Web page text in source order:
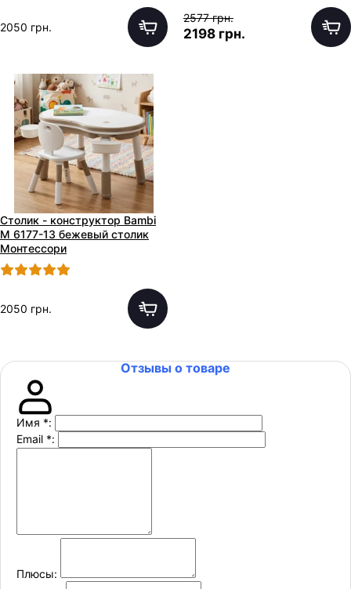
2050 грн.
2577 грн.
2198 грн.
Столик - конструктор Bambi
M 6177-13 бежевый столик
Монтессори
2050 грн.
Отзывы о товаре
Имя *:
Email *:
Плюсы: